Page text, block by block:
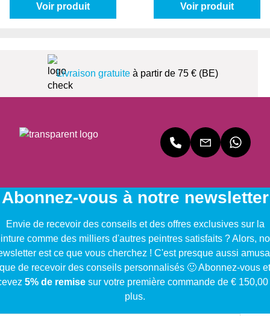
Voir produit Voir produit
Livraison gratuiteà partir de 75 € (BE)
Abonnez-vous à notre newsletter
Envie de recevoir des conseils et des offres exclusives sur la
comme des milliers d'autres peintres satisfaits ? Alors,
est ce que vous cherchez ! C'est presque aussi
que de recevoir des conseils personnalisés 🙂 Abonnez-vous et
5% de remise sur votre première commande de € 150,00
plus.